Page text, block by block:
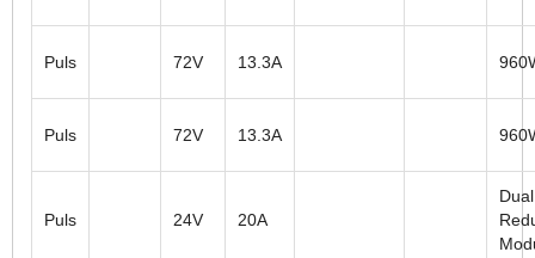
Puls 72V 13.3A
Puls 72V 13.3A
Puls 24V 20A